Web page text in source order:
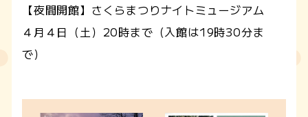
【夜間開館】さくらまつりナイトミュージアム
４月４日（土）20時まで（入館は19時30分ま
で）